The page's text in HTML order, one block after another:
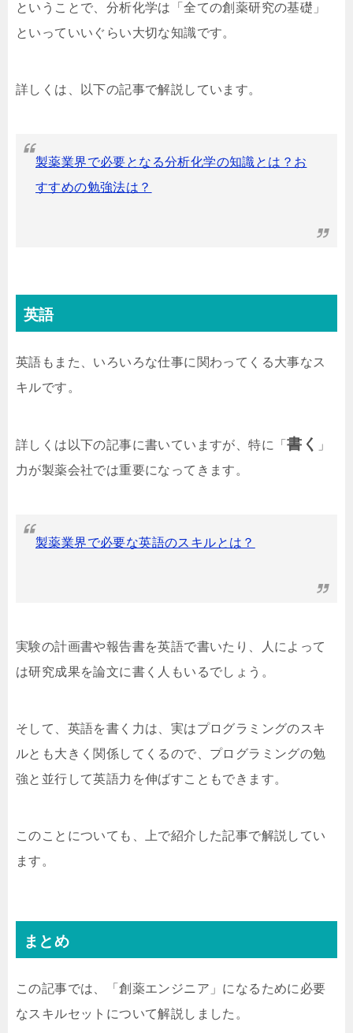
ということで、分析化学は「全ての創薬研究の基礎」
といっていいぐらい大切な知識です。
詳しくは、以下の記事で解説しています。
製薬業界で必要となる分析化学の知識とは？お
すすめの勉強法は？
英語
英語もまた、いろいろな仕事に関わってくる大事なス
キルです。
詳しくは以下の記事に書いていますが、特に「書く
」
力が製薬会社では重要になってきます。
製薬業界で必要な英語のスキルとは？
実験の計画書や報告書を英語で書いたり、人によって
は研究成果を論文に書く人もいるでしょう。
そして、英語を書く力は、実はプログラミングのスキ
ルとも大きく関係してくるので、プログラミングの勉
強と並行して英語力を伸ばすこともできます。
このことについても、上で紹介した記事で解説してい
ます。
まとめ
この記事では、「創薬エンジニア」になるために必要
なスキルセットについて解説しました。